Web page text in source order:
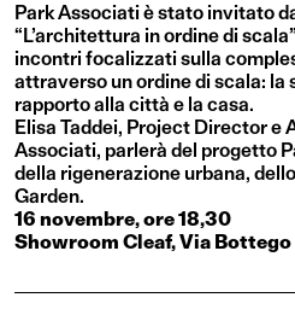
Park Associati è stato invitato
“L’architettura in ordine di
incontri focalizzati sulla
attraverso un ordine di scala: la
rapporto alla città e la casa.
Elisa Taddei, Project Director e
Associati, parlerà del progetto
della rigenerazione urbana,
Garden.
16 novembre, ore 18,30
Showroom Cleaf, Via Bottego